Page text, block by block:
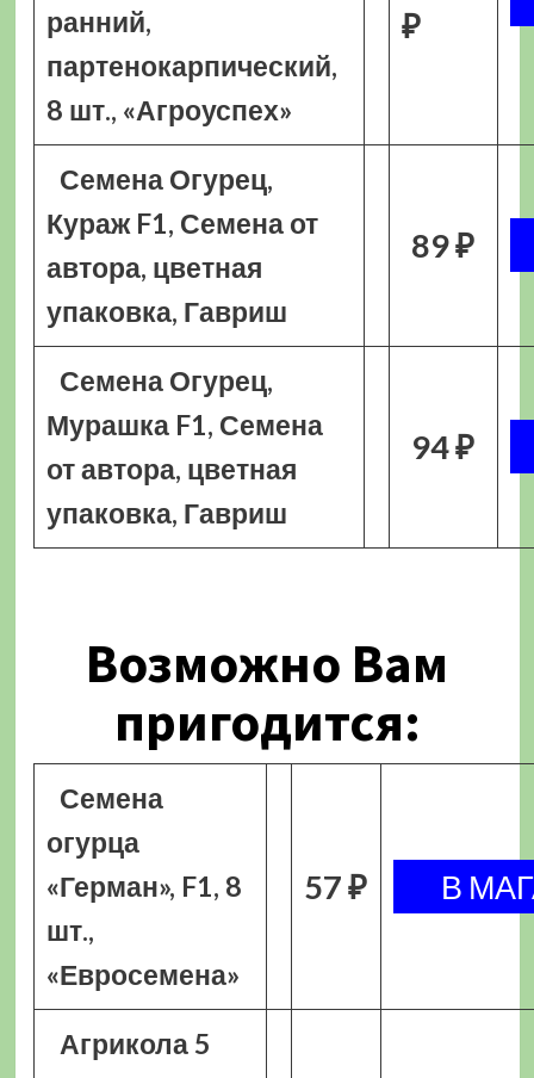
ранний,
партенокарпический,
8 шт., «Агроуспех»
₽
Семена Огурец,
Кураж F1, Семена от
автора, цветная
упаковка, Гавриш
89 ₽
Семена Огурец,
Мурашка F1, Семена
от автора, цветная
упаковка, Гавриш
94 ₽
Возможно Вам
пригодится:
Семена
огурца
«Герман», F1, 8
шт.,
«Евросемена»
57 ₽
Агрикола 5